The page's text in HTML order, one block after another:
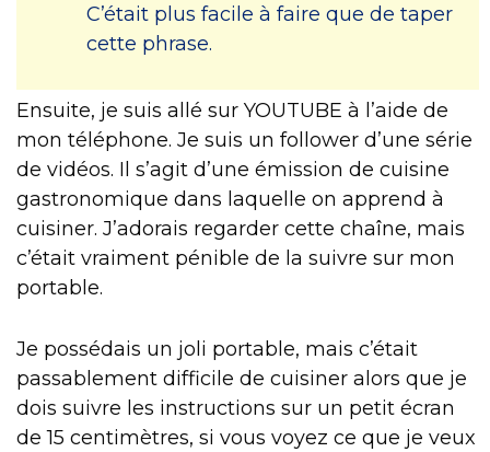
C’était plus facile à faire que de taper
cette phrase.
Ensuite, je suis allé sur YOUTUBE à l’aide de
mon téléphone. Je suis un follower d’une série
de vidéos. Il s’agit d’une émission de cuisine
gastronomique dans laquelle on apprend à
cuisiner. J’adorais regarder cette chaîne, mais
c’était vraiment pénible de la suivre sur mon
portable.
Je possédais un joli portable, mais c’était
passablement difficile de cuisiner alors que je
dois suivre les instructions sur un petit écran
de 15 centimètres, si vous voyez ce que je veux